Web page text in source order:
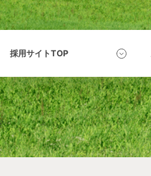
採用サイトTOP